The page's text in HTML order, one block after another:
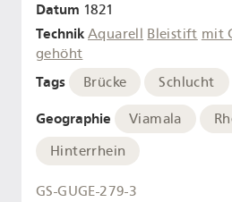
Datum 1821
Technik Aquarell Bleistift mit
gehöht
Tags Brücke Schlucht
Geographie Viamala
Hinterrhein
GS-GUGE-279-3